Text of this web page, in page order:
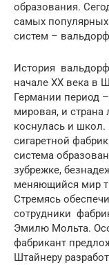
образования.
самых популярных
систем –
История
начале ХХ века в
Германии период
мировая, и страна
коснулась и
сигаретной
система
зубрежке,
меняющийся мир
Стремясь
сотрудники
Эмилю Мольта.
фабрикант
Штайнеру